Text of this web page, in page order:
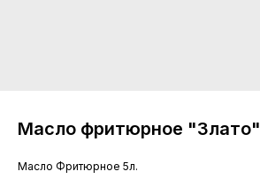
Масло фритюрное "Злато"
Масло Фритюрное 5л.